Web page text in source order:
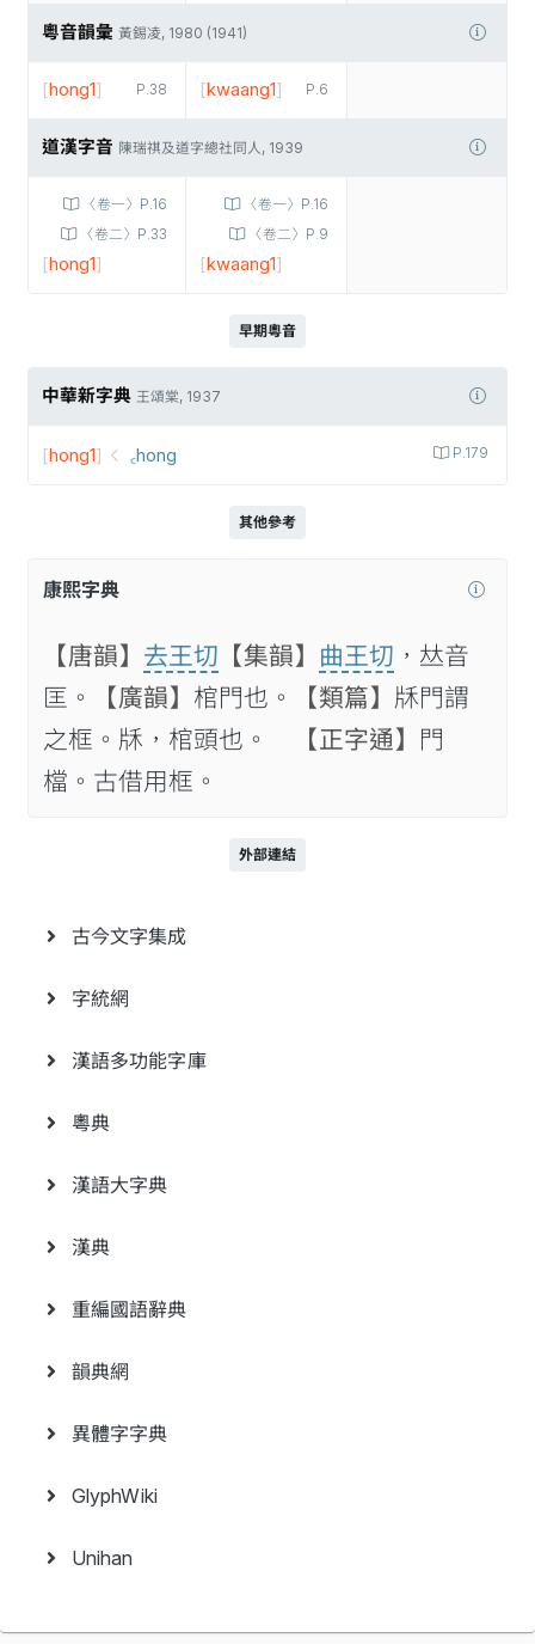
粵音韻彙 黃錫凌, 1980 (1941)
P.38
[hong1] P.6
[kwaang1]
道漢字音 陳瑞祺及道字總社同人, 1939
〈卷一〉P.16
〈卷二〉P.33
[hong1]
〈卷一〉P.16
〈卷二〉P.9
[kwaang1]
早期粵音
中華新字典 王頌棠, 1937
P.179
[hong1] ꜀hong
其他參考
康熙字典
【唐韻】 去王切 【集韻】 曲王切 ，𠀤音
匡。
【廣韻】 棺門也。 【類篇】 𤖱門謂
之框。𤖱，棺頭也。
【正字通】 門
檔。古借用框。
外部連結
古今文字集成
字統網
漢語多功能字庫
粵典
漢語大字典
漢典
重編國語辭典
韻典網
異體字字典
GlyphWiki
Unihan